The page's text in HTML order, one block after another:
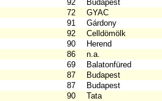
92
Budapest
72
GYAC
91
Gárdony
92
Celldömölk
90
Herend
86
n.a.
69
Balatonfüred
87
Budapest
87
Budapest
90
Tata